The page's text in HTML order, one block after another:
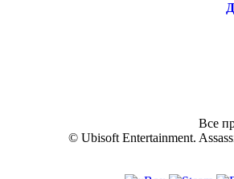
Все
© Ubisoft Entertainment.